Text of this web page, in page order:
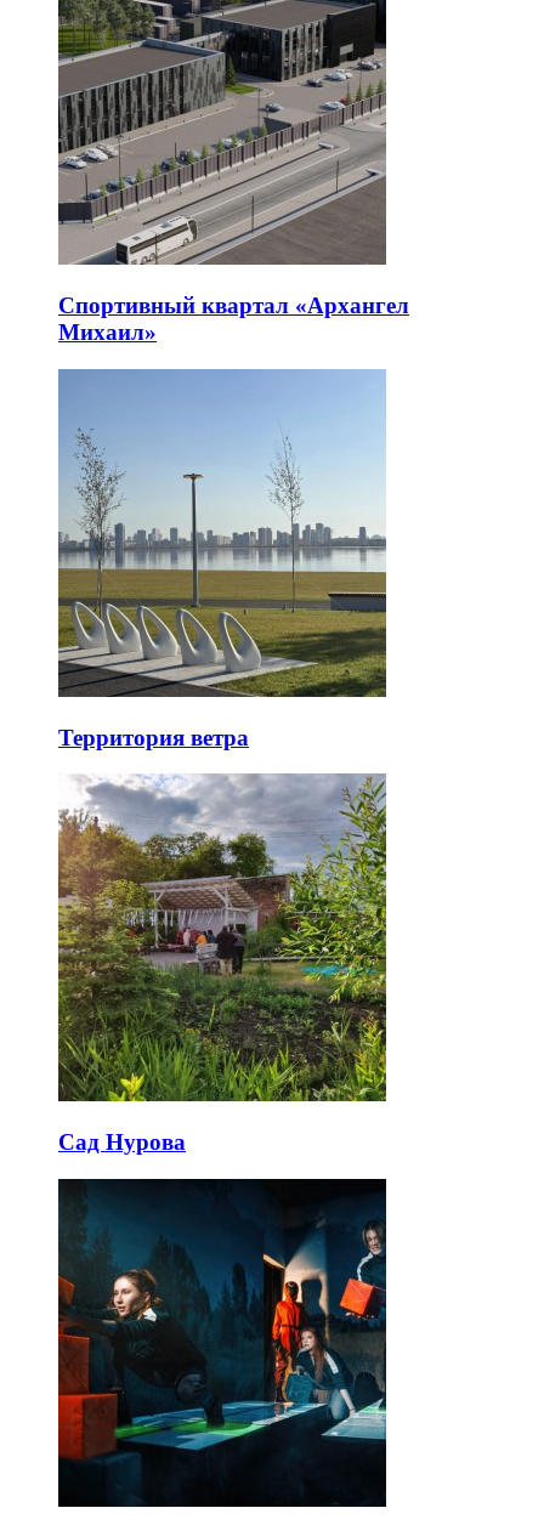
Спортивный квартал «Архангел
Михаил»
Территория ветра
Сад Нурова